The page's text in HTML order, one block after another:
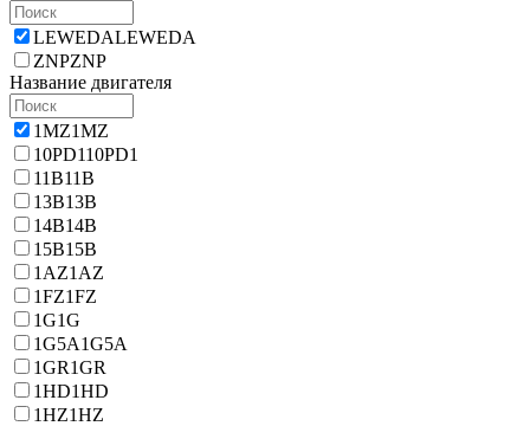
LEWEDALEWEDA
ZNPZNP
Название двигателя
1MZ1MZ
10PD110PD1
11B11B
13B13B
14B14B
15B15B
1AZ1AZ
1FZ1FZ
1G1G
1G5A1G5A
1GR1GR
1HD1HD
1HZ1HZ